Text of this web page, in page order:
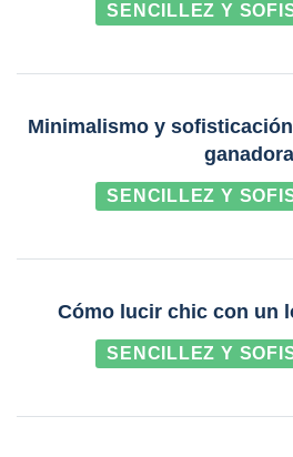
SENCILLEZ Y
Minimalismo y
ganadora
SENCILLEZ Y
Cómo lucir chic con un
SENCILLEZ Y